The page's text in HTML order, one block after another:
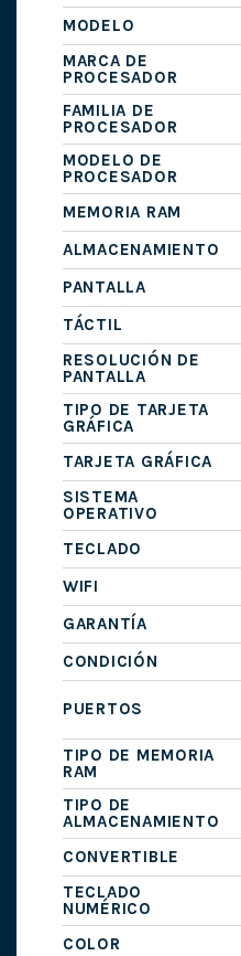
MODELO
MARCA DE
PROCESADOR
FAMILIA DE
PROCESADOR
MODELO DE
PROCESADOR
MEMORIA RAM
ALMACENAMIENTO
PANTALLA
TÁCTIL
RESOLUCIÓN DE
PANTALLA
TIPO DE TARJETA
GRÁFICA
TARJETA GRÁFICA
SISTEMA
OPERATIVO
TECLADO
WIFI
GARANTÍA
CONDICIÓN
PUERTOS
TIPO DE MEMORIA
RAM
TIPO DE
ALMACENAMIENTO
CONVERTIBLE
TECLADO
NUMÉRICO
COLOR